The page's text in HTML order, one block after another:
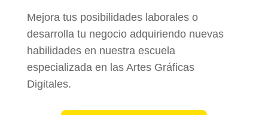
Mejora tus posibilidades laborales o
desarrolla tu negocio adquiriendo nuevas
habilidades en nuestra escuela
especializada en las Artes Gráficas
Digitales.